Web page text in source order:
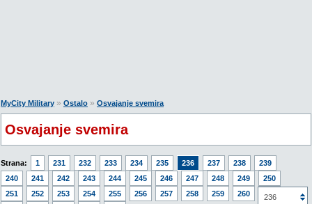
MyCity Military » Ostalo » Osvajanje svemira
Osvajanje svemira
Strana: 1 231 232 233 234 235 236 237 238
239
240
241 242 243 244 245 246 247 248 249
250
251
252 253 254 255 256 257 258 259 260
261
236